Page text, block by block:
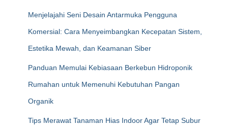
Menjelajahi Seni Desain Antarmuka Pengguna
Komersial: Cara Menyeimbangkan Kecepatan Sistem,
Estetika Mewah, dan Keamanan Siber
Panduan Memulai Kebiasaan Berkebun Hidroponik
Rumahan untuk Memenuhi Kebutuhan Pangan
Organik
Tips Merawat Tanaman Hias Indoor Agar Tetap Subur